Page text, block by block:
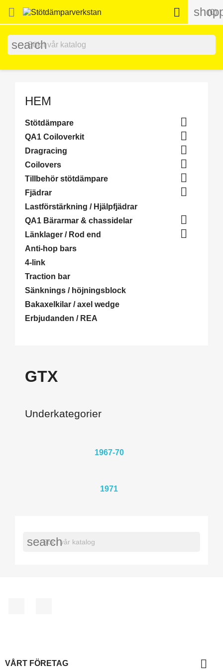
 (0)

search
HEM
Stötdämpare 
QA1 Coiloverkit 
Dragracing 
Coilovers 
Tillbehör stötdämpare 
Fjädrar 
Lastförstärkning / Hjälpfjädrar
QA1 Bärarmar & chassidelar

Länklager / Rod end 
Anti-hop bars
4-link
Traction bar
Sänknings / höjningsblock
Bakaxelkilar / axel wedge
Erbjudanden / REA
GTX
Underkategorier
1967-70
1971
search
VÅRT FÖRETAG 